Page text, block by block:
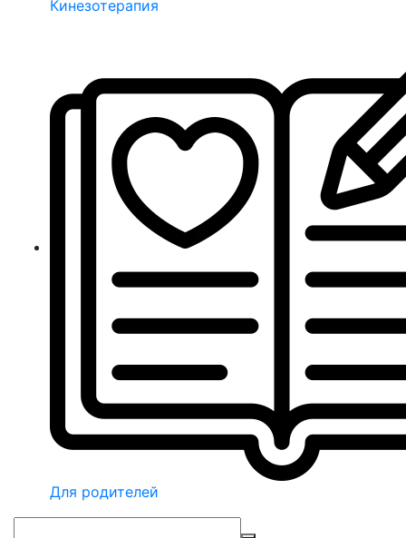
Кинезотерапия
Для родителей